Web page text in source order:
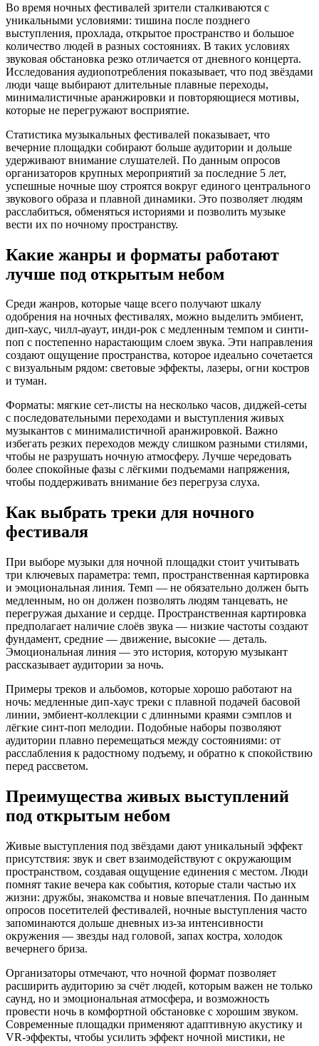
Во время ночных фестивалей зрители сталкиваются с
уникальными условиями: тишина после позднего
выступления, прохлада, открытое пространство и большое
количество людей в разных состояниях. В таких условиях
звуковая обстановка резко отличается от дневного концерта.
Исследования аудиопотребления показывает, что под звёздами
люди чаще выбирают длительные плавные переходы,
минималистичные аранжировки и повторяющиеся мотивы,
которые не перегружают восприятие.
Статистика музыкальных фестивалей показывает, что
вечерние площадки собирают больше аудитории и дольше
удерживают внимание слушателей. По данным опросов
организаторов крупных мероприятий за последние 5 лет,
успешные ночные шоу строятся вокруг единого центрального
звукового образа и плавной динамики. Это позволяет людям
расслабиться, обменяться историями и позволить музыке
вести их по ночному пространству.
Какие жанры и форматы работают
лучше под открытым небом
Среди жанров, которые чаще всего получают шкалу
одобрения на ночных фестивалях, можно выделить эмбиент,
дип-хаус, чилл-ауaут, инди-рок с медленным темпом и синти-
поп с постепенно нарастающим слоем звука. Эти направления
создают ощущение пространства, которое идеально сочетается
с визуальным рядом: световые эффекты, лазеры, огни костров
и туман.
Форматы: мягкие сет-листы на несколько часов, диджей-сеты
с последовательными переходами и выступления живых
музыкантов с минималистичной аранжировкой. Важно
избегать резких переходов между слишком разными стилями,
чтобы не разрушать ночную атмосферу. Лучше чередовать
более спокойные фазы с лёгкими подъемами напряжения,
чтобы поддерживать внимание без перегруза слуха.
Как выбрать треки для ночного
фестиваля
При выборе музыки для ночной площадки стоит учитывать
три ключевых параметра: темп, пространственная картировка
и эмоциональная линия. Темп — не обязательно должен быть
медленным, но он должен позволять людям танцевать, не
перегружая дыхание и сердце. Пространственная картировка
предполагает наличие слоёв звука — низкие частоты создают
фундамент, средние — движение, высокие — деталь.
Эмоциональная линия — это история, которую музыкант
рассказывает аудитории за ночь.
Примеры треков и альбомов, которые хорошо работают на
ночь: медленные дип-хаус треки с плавной подачей басовой
линии, эмбиент-коллекции с длинными краями сэмплов и
лёгкие синт-поп мелодии. Подобные наборы позволяют
аудитории плавно перемещаться между состояниями: от
расслабления к радостному подъему, и обратно к спокойствию
перед рассветом.
Преимущества живых выступлений
под открытым небом
Живые выступления под звёздами дают уникальный эффект
присутствия: звук и свет взаимодействуют с окружающим
пространством, создавая ощущение единения с местом. Люди
помнят такие вечера как события, которые стали частью их
жизни: дружбы, знакомства и новые впечатления. По данным
опросов посетителей фестивалей, ночные выступления часто
запоминаются дольше дневных из-за интенсивности
окружения — звезды над головой, запах костра, холодок
вечернего бриза.
Организаторы отмечают, что ночной формат позволяет
расширить аудиторию за счёт людей, которым важен не только
саунд, но и эмоциональная атмосфера, и возможность
провести ночь в комфортной обстановке с хорошим звуком.
Современные площадки применяют адаптивную акустику и
VR-эффекты, чтобы усилить эффект ночной мистики, не